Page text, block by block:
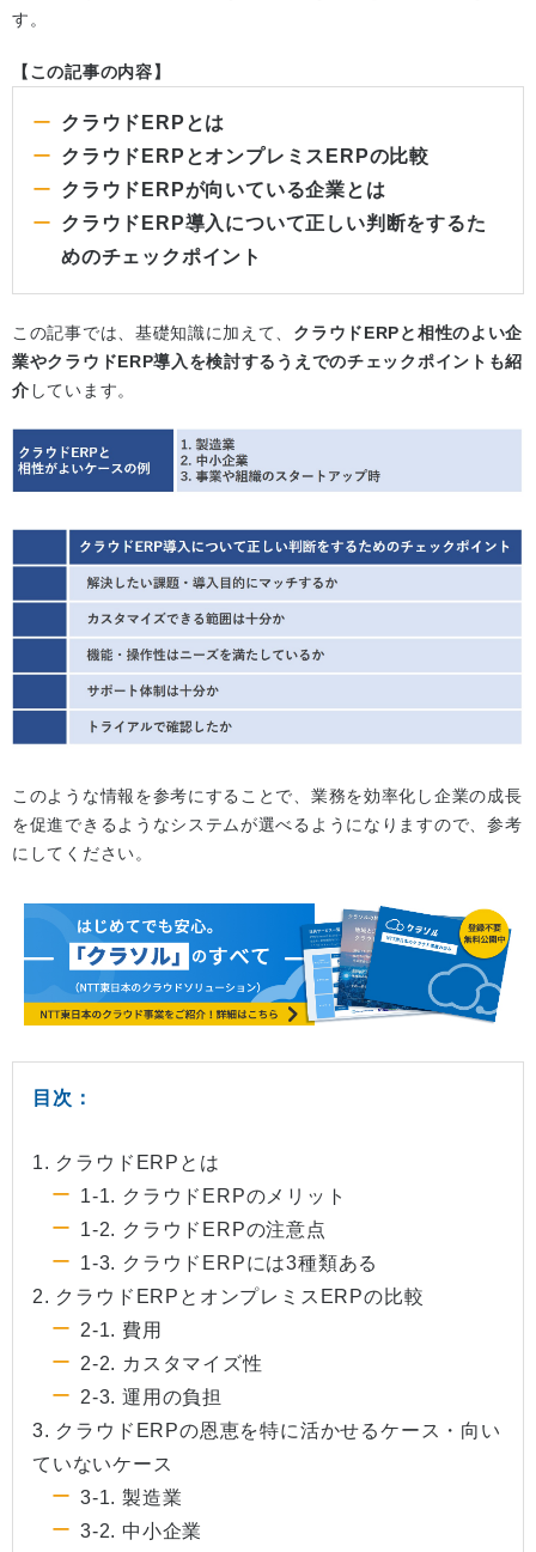
す。
【この記事の内容】
クラウドERPとは
クラウドERPとオンプレミスERPの比較
クラウドERPが向いている企業とは
クラウドERP導入について正しい判断をするた
めのチェックポイント
この記事では、基礎知識に加えて、 クラウドERPと相性のよい企
業やクラウドERP導入を検討するうえでのチェックポイントも紹
介 しています。
このような情報を参考にすることで、業務を効率化し企業の成長
を促進できるようなシステムが選べるようになりますので、参考
にしてください。
目次：
1. クラウドERPとは
1-1. クラウドERPのメリット
1-2. クラウドERPの注意点
1-3. クラウドERPには3種類ある
2. クラウドERPとオンプレミスERPの比較
2-1. 費用
2-2. カスタマイズ性
2-3. 運用の負担
3. クラウドERPの恩恵を特に活かせるケース・向い
ていないケース
3-1. 製造業
3-2. 中小企業